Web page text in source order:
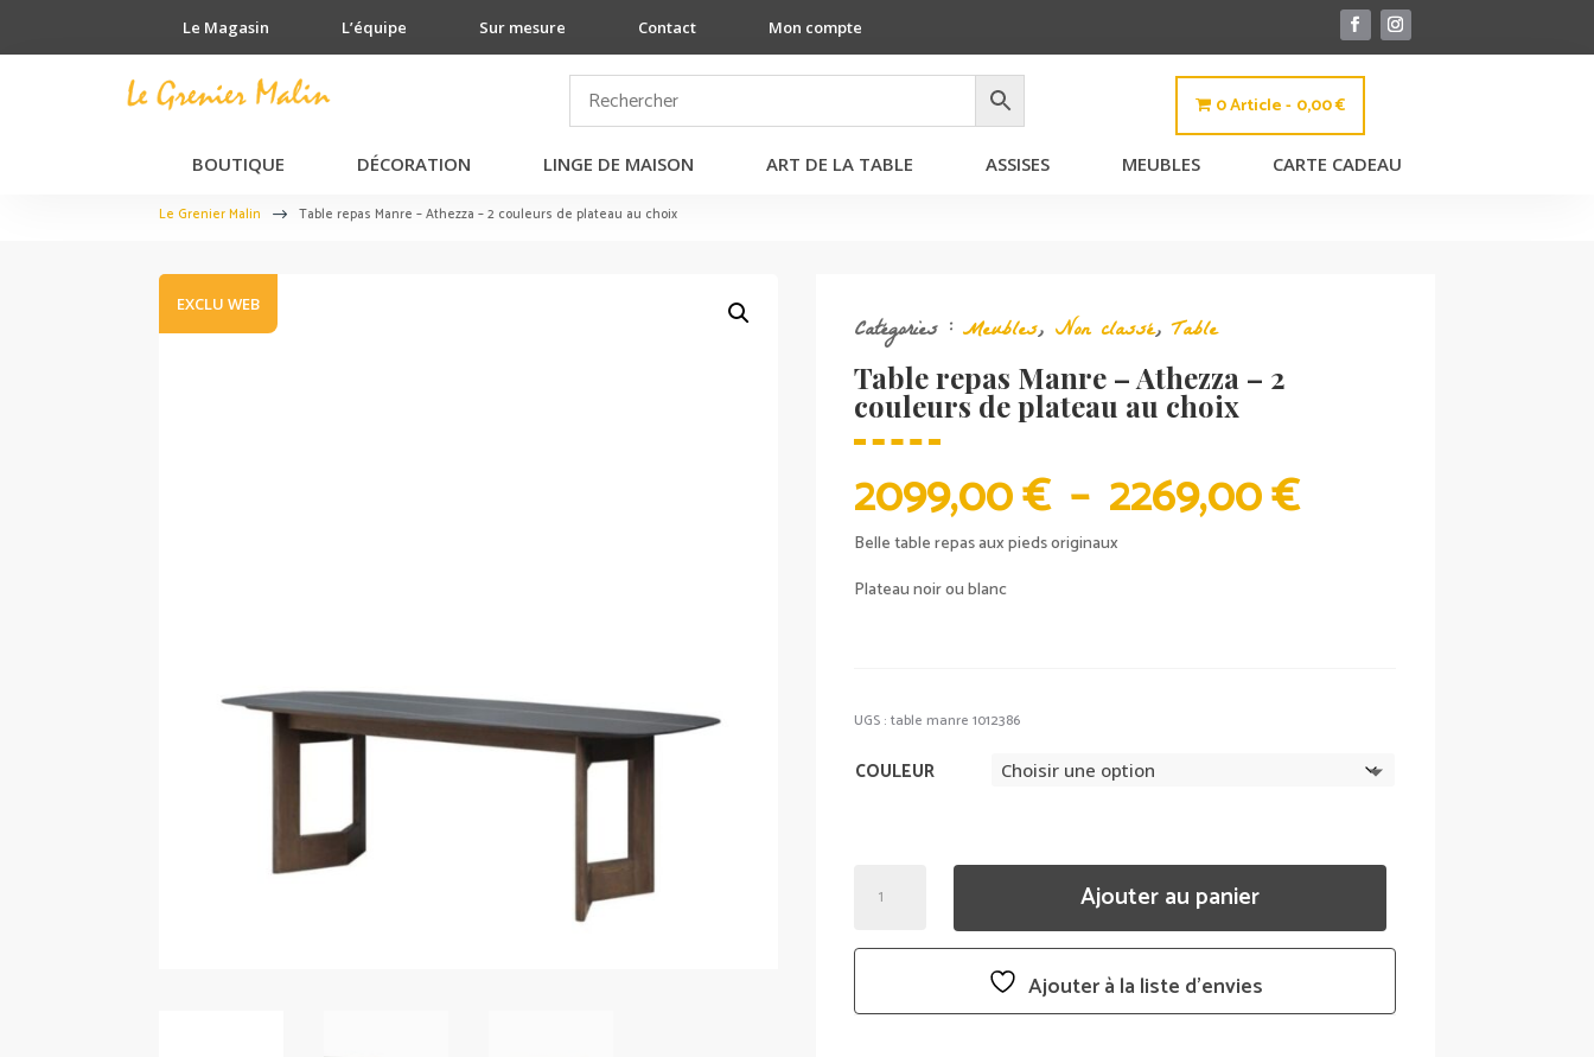
Le Magasin L’équipe Sur mesure Contact Mon compte
0 Article 0,00 €
BOUTIQUE DÉCORATION LINGE DE MAISON ART DE LA TABLE ASSISES MEUBLES CARTE CADEAU
Le Grenier Malin $ Table repas Manre – Athezza – 2 couleurs de plateau au choix
EXCLU WEB
Catégories :Meubles, Non classé,Table
Table repas Manre – Athezza – 2
couleurs de plateau au choix
2099,00€ – 2269,00€PLAGE
DE
Belle table repas aux pieds originaux
Plateau noir ou blanc
UGS :table manre 1012386
COULEUR
Ajouter au panier
Ajouter à la liste d’envies